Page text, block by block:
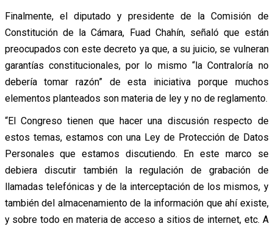
Finalmente, el diputado y presidente de la Comisión de
Constitución de la Cámara, Fuad Chahín, señaló que están
preocupados con este decreto ya que, a su juicio, se vulneran
garantías constitucionales, por lo mismo “la Contraloría no
debería tomar razón” de esta iniciativa porque muchos
elementos planteados son materia de ley y no de reglamento.
“El Congreso tienen que hacer una discusión respecto de
estos temas, estamos con una Ley de Protección de Datos
Personales que estamos discutiendo. En este marco se
debiera discutir también la regulación de grabación de
llamadas telefónicas y de la interceptación de los mismos, y
también del almacenamiento de la información que ahí existe,
y sobre todo en materia de acceso a sitios de internet, etc. A